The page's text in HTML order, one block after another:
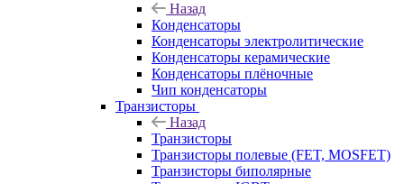
Назад
Конденсаторы
Конденсаторы электролитические
Конденсаторы керамические
Конденсаторы плёночные
Чип конденсаторы
Транзисторы
Назад
Транзисторы
Транзисторы полевые (FET, MOSFET)
Транзисторы биполярные